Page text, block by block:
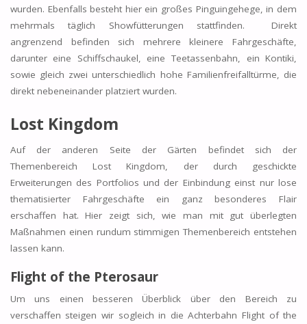
wurden. Ebenfalls besteht hier ein großes Pinguingehege, in dem
mehrmals täglich Showfütterungen stattfinden. Direkt
angrenzend befinden sich mehrere kleinere Fahrgeschäfte,
darunter eine Schiffschaukel, eine Teetassenbahn, ein Kontiki,
sowie gleich zwei unterschiedlich hohe Familienfreifalltürme, die
direkt nebeneinander platziert wurden.
Lost Kingdom
Auf der anderen Seite der Gärten befindet sich der
Themenbereich Lost Kingdom, der durch geschickte
Erweiterungen des Portfolios und der Einbindung einst nur lose
thematisierter Fahrgeschäfte ein ganz besonderes Flair
erschaffen hat. Hier zeigt sich, wie man mit gut überlegten
Maßnahmen einen rundum stimmigen Themenbereich entstehen
lassen kann.
Flight of the Pterosaur
Um uns einen besseren Überblick über den Bereich zu
verschaffen steigen wir sogleich in die Achterbahn Flight of the